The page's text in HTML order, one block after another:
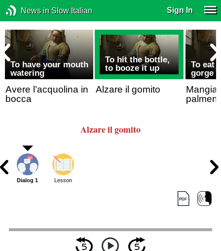
News in Slow Italian Sign In
To have your mouth
watering
Avere l’acquolina in
bocca
To hit the bottle,
to booze it up
Alzare il gomito
To eat
gorge
Alzare il gomito
Dialog 1 Lesson